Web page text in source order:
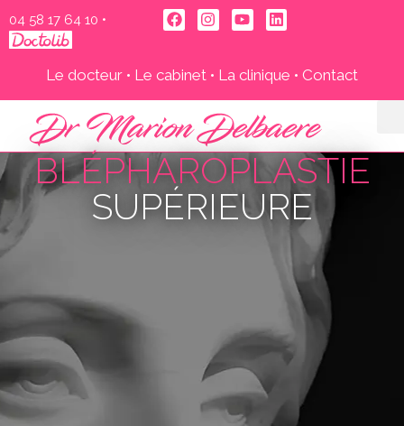
04 58 17 64 10‬ •
Le docteur • Le cabinet • La clinique • Contact
BLÉPHAROPLASTIE
SUPÉRIEURE